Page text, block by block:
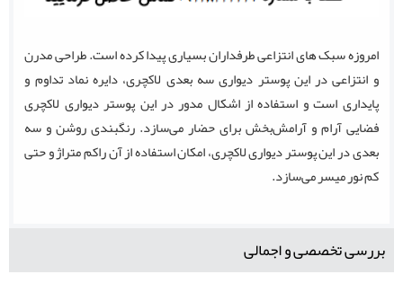
امروزه سبک های انتزاعی طرفداران بسیاری پیدا کرده است. طراحی مدرن
و انتزاعی در این پوستر دیواری سه بعدی لاکچری، دایره نماد تداوم و
پایداری است و استفاده از اشکال مدور در این پوستر دیواری لاکچری
فضایی آرام و آرامش‌بخش برای حضار می‌سازد. رنگبندی روشن و سه
بعدی در این پوستر دیواری لاکچری، امکان استفاده از آن راکم متراژ و حتی
کم نور میسر می‌سازد.
بررسی تخصصی و اجمالی